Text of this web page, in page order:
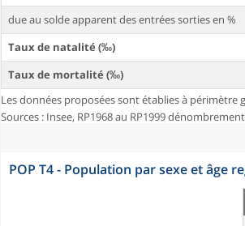
due au solde apparent des entrées sorties en %
Taux de natalité (‰)
Taux de mortalité (‰)
Les données proposées sont établies à
Sources : Insee, RP1968 au RP1999
POP T4 - Population par sexe et âge